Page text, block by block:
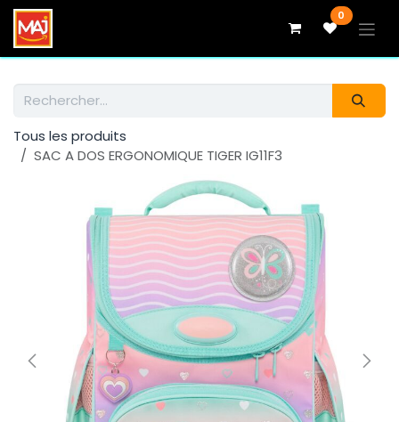
Se rendre au contenu 0
Tous les produits
SAC A DOS ERGONOMIQUE TIGER IG11F3